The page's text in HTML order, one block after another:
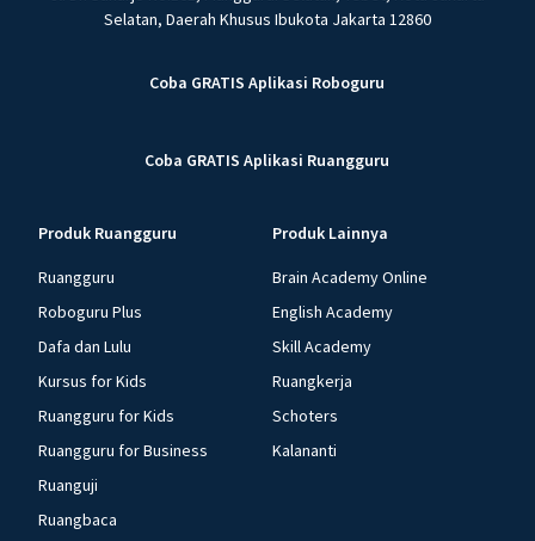
Selatan, Daerah Khusus Ibukota Jakarta 12860
Coba GRATIS Aplikasi Roboguru
Coba GRATIS Aplikasi Ruangguru
Produk Ruangguru
Ruangguru
Roboguru Plus
Dafa dan Lulu
Kursus for Kids
Ruangguru for Kids
Ruangguru for Business
Ruanguji
Ruangbaca
Produk Lainnya
Brain Academy Online
English Academy
Skill Academy
Ruangkerja
Schoters
Kalananti